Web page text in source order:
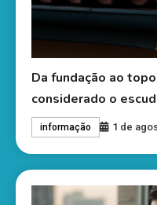
Da fundação ao
considerado o
informação 1 de